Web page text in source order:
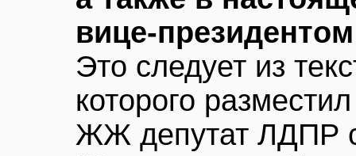
вице-
Это следует из
которого
ЖЖ депутат ЛДПР